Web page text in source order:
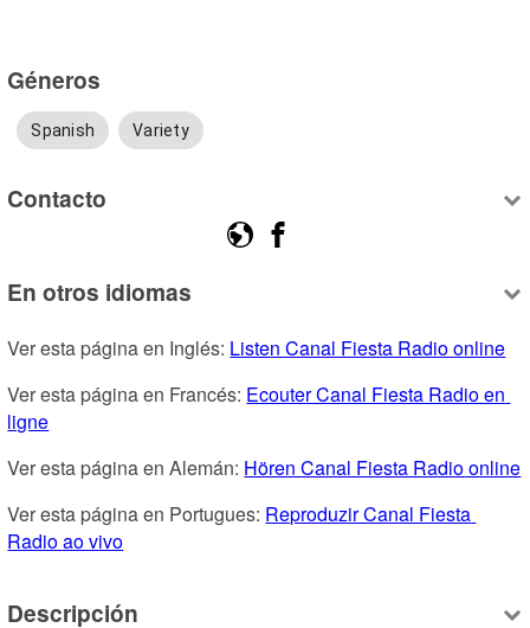
Géneros
Spanish Variety
Contacto
En otros idiomas
Ver esta página en Inglés: Listen Canal Fiesta Radio online
Ver esta página en Francés: Ecouter Canal Fiesta Radio en
ligne
Ver esta página en Alemán: Hören Canal Fiesta Radio online
Ver esta página en Portugues: Reproduzir Canal Fiesta
Radio ao vivo
Descripción